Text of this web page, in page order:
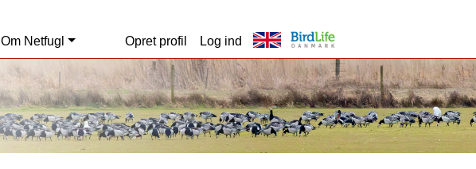
Om Netfugl Opret profil Log ind